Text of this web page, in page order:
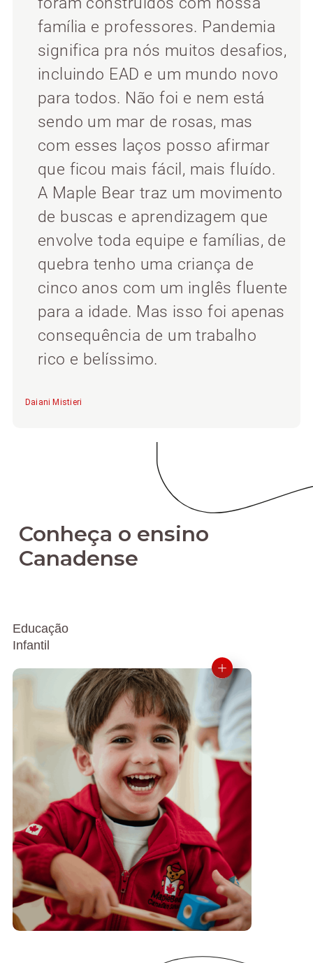
família e professores. Pandemia
significa pra nós muitos desafios,
incluindo EAD e um mundo novo
para todos. Não foi e nem está
sendo um mar de rosas, mas
com esses laços posso afirmar
que ficou mais fácil, mais fluído.
A Maple Bear traz um movimento
de buscas e aprendizagem que
envolve toda equipe e famílias, de
quebra tenho uma criança de
cinco anos com um inglês fluente
para a idade. Mas isso foi apenas
consequência de um trabalho
rico e belíssimo.
Daiani Mistieri
Conheça o ensino
Canadense
Educação
Infantil